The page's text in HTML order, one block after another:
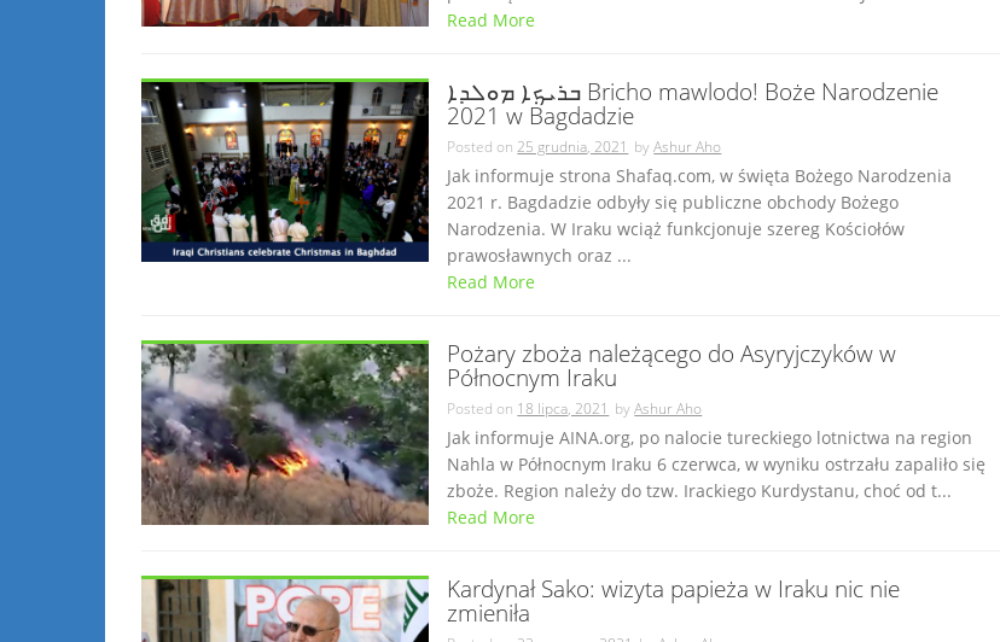
Read More
ܒܪܝܟ݂ܐ ܡܘܠܕܐ Bricho mawlodo! Boże Narodzenie
2021 w Bagdadzie
Posted on25 grudnia, 2021 byAshur Aho
Jak informuje strona Shafaq.com, w święta Bożego Narodzenia
2021 r. Bagdadzie odbyły się publiczne obchody Bożego
Narodzenia. W Iraku wciąż funkcjonuje szereg Kościołów
prawosławnych oraz ...
Read More
Pożary zboża należącego do Asyryjczyków w
Północnym Iraku
Posted on 18 lipca, 2021 byAshur Aho
Jak informuje AINA.org, po nalocie tureckiego lotnictwa na region
Nahla w Północnym Iraku 6 czerwca, w wyniku ostrzału zapaliło się
zboże. Region należy do tzw. Irackiego Kurdystanu, choć od t...
Read More
Kardynał Sako: wizyta papieża w Iraku nic nie
zmieniła